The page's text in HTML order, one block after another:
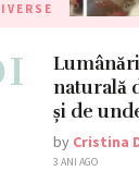
naturală
și de
by Cristina
3 ANI AGO